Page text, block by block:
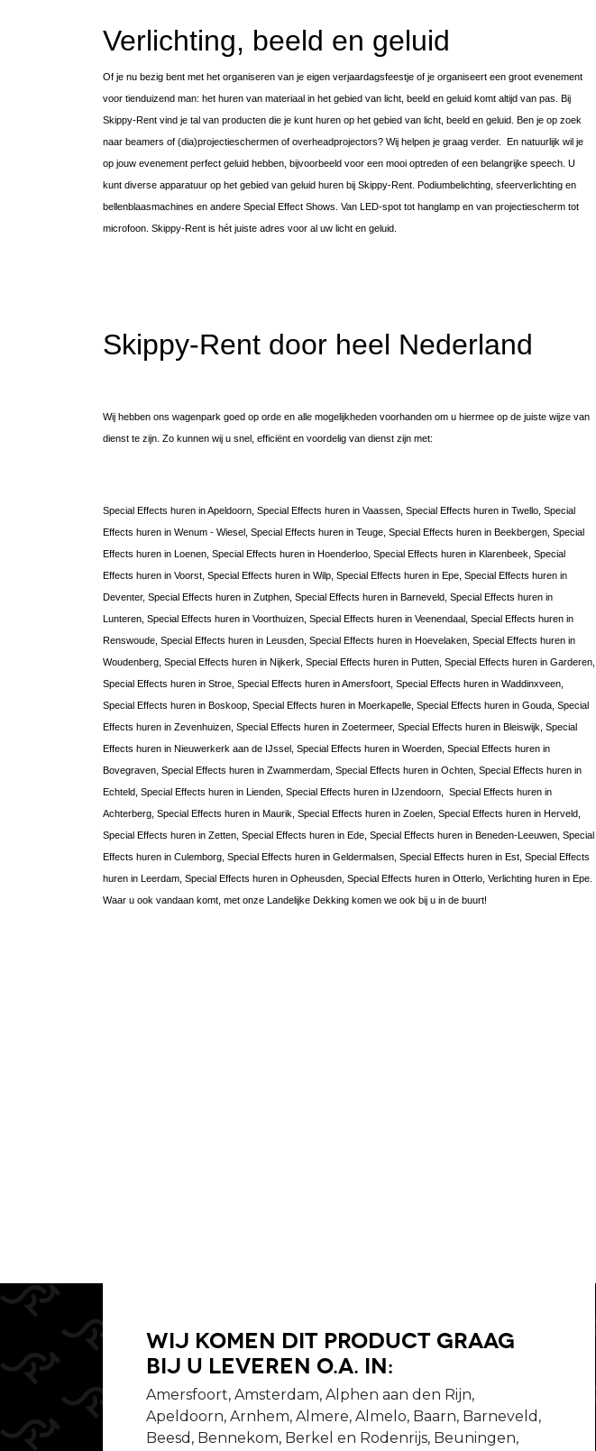
Verlichting, beeld en geluid
Of je nu bezig bent met het organiseren van je eigen verjaardagsfeestje of je organiseert een groot evenement
voor tienduizend man: het huren van materiaal in het gebied van licht, beeld en geluid komt altijd van pas. Bij
Skippy-Rent vind je tal van producten die je kunt huren op het gebied van licht, beeld en geluid. Ben je op zoek
naar beamers of (dia)projectieschermen of overheadprojectors? Wij helpen je graag verder. En natuurlijk wil je
op jouw evenement perfect geluid hebben, bijvoorbeeld voor een mooi optreden of een belangrijke speech. U
kunt diverse apparatuur op het gebied van geluid huren bij Skippy-Rent. Podiumbelichting, sfeerverlichting en
bellenblaasmachines en andere Special Effect Shows. Van LED-spot tot hanglamp en van projectiescherm tot
microfoon. Skippy-Rent is hét juiste adres voor al uw licht en geluid.
Skippy-Rent door heel Nederland
Wij hebben ons wagenpark goed op orde en alle mogelijkheden voorhanden om u hiermee op de juiste wijze van
dienst te zijn. Zo kunnen wij u snel, efficiënt en voordelig van dienst zijn met:
Special Effects huren in Apeldoorn, Special Effects huren in Vaassen, Special Effects huren in Twello, Special
Effects huren in Wenum - Wiesel, Special Effects huren in Teuge, Special Effects huren in Beekbergen, Special
Effects huren in Loenen, Special Effects huren in Hoenderloo, Special Effects huren in Klarenbeek, Special
Effects huren in Voorst, Special Effects huren in Wilp, Special Effects huren in Epe, Special Effects huren in
Deventer, Special Effects huren in Zutphen, Special Effects huren in Barneveld, Special Effects huren in
Lunteren, Special Effects huren in Voorthuizen, Special Effects huren in Veenendaal, Special Effects huren in
Renswoude, Special Effects huren in Leusden, Special Effects huren in Hoevelaken, Special Effects huren in
Woudenberg, Special Effects huren in Nijkerk, Special Effects huren in Putten, Special Effects huren in Garderen,
Special Effects huren in Stroe, Special Effects huren in Amersfoort, Special Effects huren in Waddinxveen,
Special Effects huren in Boskoop, Special Effects huren in Moerkapelle, Special Effects huren in Gouda, Special
Effects huren in Zevenhuizen, Special Effects huren in Zoetermeer, Special Effects huren in Bleiswijk, Special
Effects huren in Nieuwerkerk aan de IJssel, Special Effects huren in Woerden, Special Effects huren in
Bovegraven, Special Effects huren in Zwammerdam, Special Effects huren in Ochten, Special Effects huren in
Echteld, Special Effects huren in Lienden, Special Effects huren in IJzendoorn, Special Effects huren in
Achterberg, Special Effects huren in Maurik, Special Effects huren in Zoelen, Special Effects huren in Herveld,
Special Effects huren in Zetten, Special Effects huren in Ede, Special Effects huren in Beneden-Leeuwen, Special
Effects huren in Culemborg, Special Effects huren in Geldermalsen, Special Effects huren in Est, Special Effects
huren in Leerdam, Special Effects huren in Opheusden, Special Effects huren in Otterlo, Verlichting huren in Epe.
Waar u ook vandaan komt, met onze Landelijke Dekking komen we ook bij u in de buurt!
Wij komen dit product graag
bij u leveren o.a. in:
Amersfoort, Amsterdam, Alphen aan den Rijn,
Apeldoorn, Arnhem, Almere, Almelo, Baarn, Barneveld,
Beesd, Bennekom, Berkel en Rodenrijs, Beuningen,